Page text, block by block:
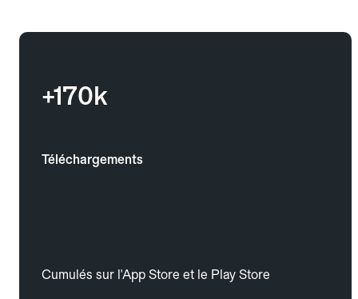
+170k
Téléchargements
Cumulés sur l'App Store et le Play Store